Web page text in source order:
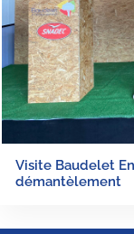
Visite Baudelet
démantèlement